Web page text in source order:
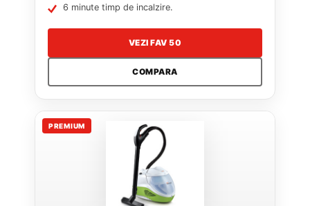
6 minute timp de incalzire.
VEZI FAV 50
COMPARA
PREMIUM